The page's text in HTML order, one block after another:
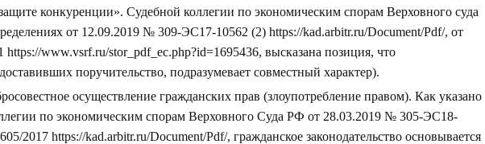
конкуренции». Судебной коллегии по экономическим спорам Верховного суда
от 12.09.2019 № 309-ЭС17-10562 (2) https://kad.arbitr.ru/Document/Pdf/, от
https://www.vsrf.ru/stor_pdf_ec.php?id=1695436, высказана позиция, что
поручительство, подразумевает совместный характер).
осуществление гражданских прав (злоупотребление правом). Как указано
по экономическим спорам Верховного Суда РФ от 28.03.2019 № 305-ЭС18-
2017 https://kad.arbitr.ru/Document/Pdf/, гражданское законодательство основывается